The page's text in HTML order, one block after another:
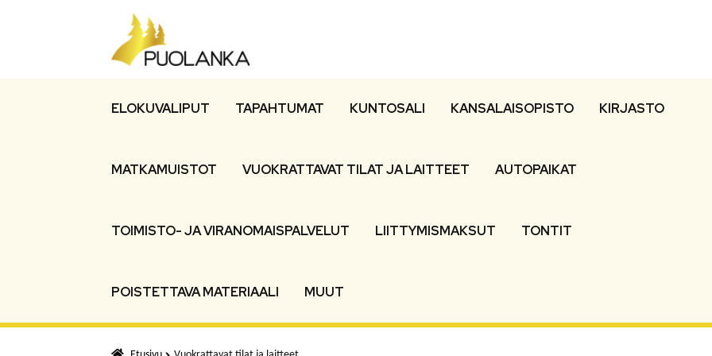
Siirry
navigointiin
Siirry
sisältöön
ELOKUVALIPUT TAPAHTUMAT KUNTOSALI KANSALAISOPISTO KIRJASTO
MATKAMUISTOT VUOKRATTAVAT TILAT JA LAITTEET AUTOPAIKAT
TOIMISTO- JA VIRANOMAISPALVELUT LIITTYMISMAKSUT TONTIT
POISTETTAVA MATERIAALI MUUT